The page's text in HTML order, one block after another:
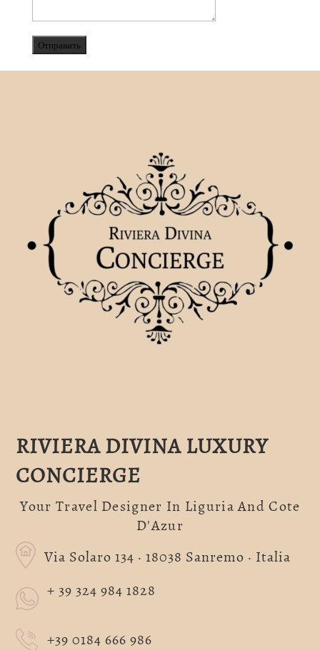
RIVIERA DIVINA LUXURY
CONCIERGE
Your Travel Designer In Liguria And Cote
D'Azur
Via Solaro 134 · 18038 Sanremo · Italia
+ 39 324 984 1828
+39 0184 666 986